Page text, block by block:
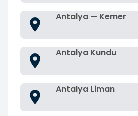
Antalya — Kemer
Antalya Kundu
Antalya Liman